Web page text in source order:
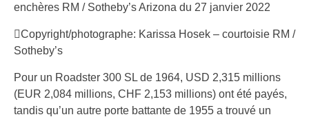
enchères RM / Sotheby’s Arizona du 27 janvier 2022
Copyright/photographe: Karissa Hosek – courtoisie RM /
Sotheby’s
Pour un Roadster 300 SL de 1964, USD 2,315 millions
(EUR 2,084 millions, CHF 2,153 millions) ont été payés,
tandis qu’un autre porte battante de 1955 a trouvé un